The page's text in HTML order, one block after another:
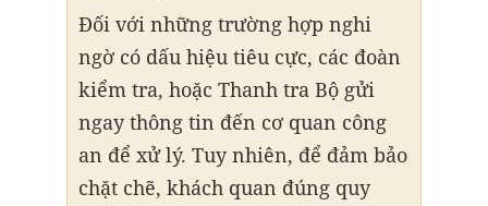
Đối với những trường hợp nghi
ngờ có dấu hiệu tiêu cực, các đoàn
kiểm tra, hoặc Thanh tra Bộ gửi
ngay thông tin đến cơ quan công
an để xử lý. Tuy nhiên, để đảm bảo
chặt chẽ, khách quan đúng quy